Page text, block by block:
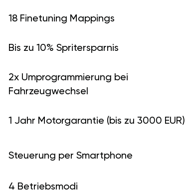
18 Finetuning Mappings
Bis zu 10% Spritersparnis
2x Umprogrammierung bei
Fahrzeugwechsel
1 Jahr Motorgarantie (bis zu 3000 EUR)
Steuerung per Smartphone
4 Betriebsmodi